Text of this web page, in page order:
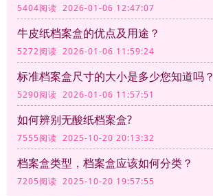
5404阅读 2026-01-06 12:47:07
牛皮纸档案盒的优点及用途？
5272阅读 2026-01-06 11:59:24
标准档案盒尺寸的大小是多少您知道吗？
5290阅读 2026-01-06 11:57:51
如何辨别无酸纸档案盒?
7555阅读 2025-10-20 20:13:32
档案盒类型，档案盒应该如何分类？
7205阅读 2025-10-20 19:57:55